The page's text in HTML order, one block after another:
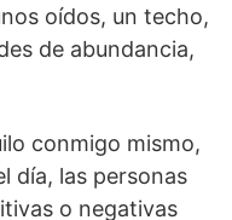
oídos, un techo,
de abundancia,
conmigo mismo,
día, las personas
o negativas